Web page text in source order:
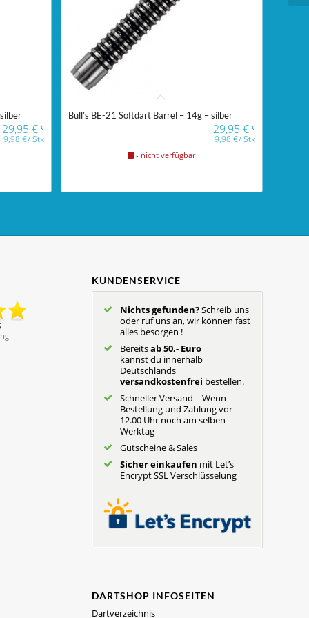
29,95€*
9,98€/Stk
Bull’s BE-21 Softdart Barrel – 14g – silber
29,95€*
9,98 €/Stk
- nicht verfügbar
KUNDENSERVICE
Nichts gefunden?Schreib uns
oder ruf uns an, wir können fast
alles besorgen !
Bereitsab 50,- Euro
kannst du innerhalb
Deutschlands
versandkostenfrei bestellen.
Schneller Versand – Wenn
Bestellung und Zahlung vor
12.00 Uhr noch am selben
Werktag
Gutscheine & Sales
Sicher einkaufen mit Let’s
Encrypt SSL Verschlüsselung
DARTSHOP INFOSEITEN
Dartverzeichnis